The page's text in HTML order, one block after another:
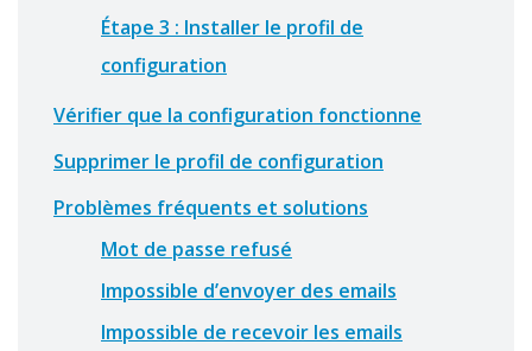
Étape 3 : Installer le profil de
configuration
Vérifier que la configuration fonctionne
Supprimer le profil de configuration
Problèmes fréquents et solutions
Mot de passe refusé
Impossible d’envoyer des emails
Impossible de recevoir les emails